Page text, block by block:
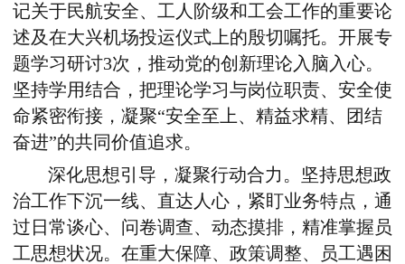
记关于民航安全、工人阶级和工会工作的重要论
述及在大兴机场投运仪式上的殷切嘱托。开展专
题学习研讨3次，推动党的创新理论入脑入心。
坚持学用结合，把理论学习与岗位职责、安全使
命紧密衔接，凝聚“安全至上、精益求精、团结
奋进”的共同价值追求。
深化思想引导，凝聚行动合力。坚持思想政
治工作下沉一线、直达人心，紧盯业务特点，通
过日常谈心、问卷调查、动态摸排，精准掌握员
工思想状况。在重大保障、政策调整、员工遇困